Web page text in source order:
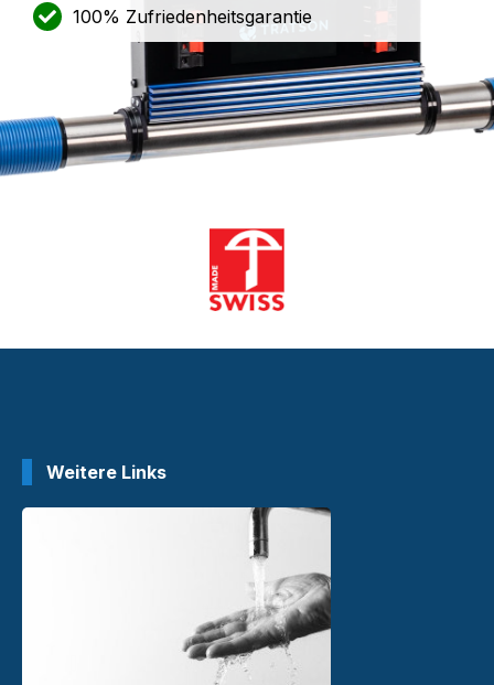
100% Zufriedenheitsgarantie
Weitere Links